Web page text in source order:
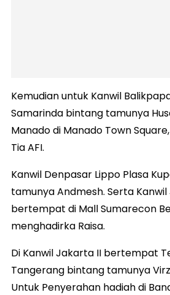
Kemudian untuk Kanwil
Samarinda bintang tamunya
Manado di Manado Town
Tia AFI.
Kanwil Denpasar Lippo Plasa
tamunya Andmesh. Serta
bertempat di Mall Sumarecon
menghadirka Raisa.
Di Kanwil Jakarta II bertempat
Tangerang bintang tamunya
Untuk Penyerahan hadiah di